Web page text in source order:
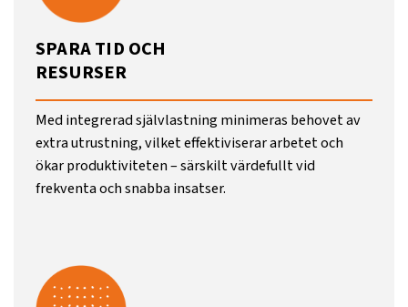
SPARA TID OCH
RESURSER
Med integrerad självlastning minimeras behovet av
extra utrustning, vilket effektiviserar arbetet och
ökar produktiviteten – särskilt värdefullt vid
frekventa och snabba insatser.